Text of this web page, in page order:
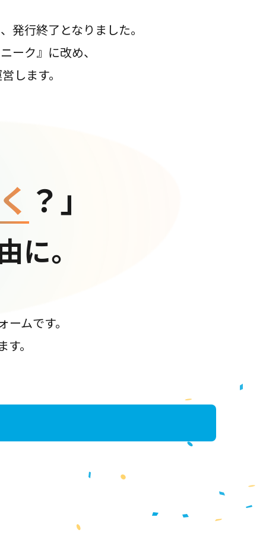
発行終了となりました。
ーク』に改め、
します。
？」
に。
ムです。
。